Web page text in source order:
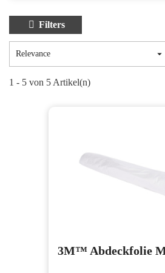
Filters
Relevance 
1 - 5 von 5 Artikel(n)
3M™ Abdeckfolie